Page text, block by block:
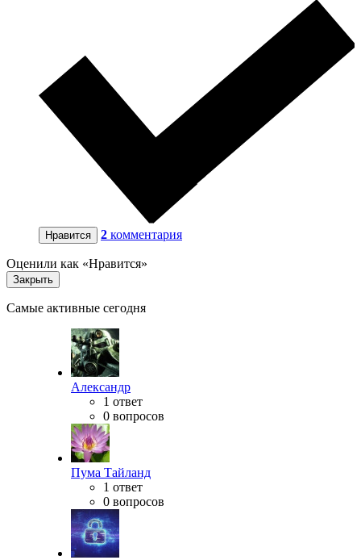
Нравится 2 комментария
Оценили как «Нравится»
Закрыть
Самые активные сегодня
Александр
1 ответ
0 вопросов
Пума Тайланд
1 ответ
0 вопросов